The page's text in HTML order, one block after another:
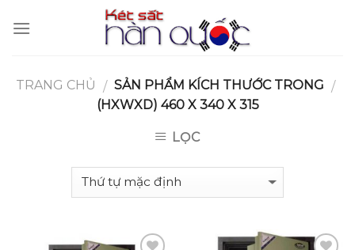
TRANG CHỦ / SẢN PHẨM KÍCH THƯỚC TRONG /
(HXWXD) 460 X 340 X 315
LỌC